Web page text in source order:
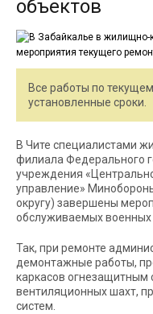
объектов
Все работы по
установленные сроки.
В Чите специалистами
филиала Федерального
учреждения
управление»
округу) завершены
обслуживаемых военных
Так, при ремонте
демонтажные работы,
каркасов огнезащитным
вентиляционных шахт,
систем.